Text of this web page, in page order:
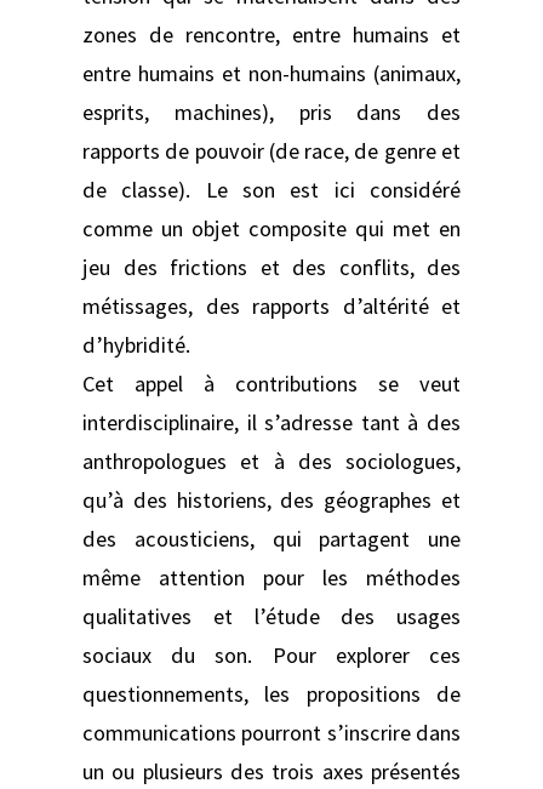
zones de rencontre, entre humains et
entre humains et non-humains (animaux,
esprits, machines), pris dans des
rapports de pouvoir (de race, de genre et
de classe). Le son est ici considéré
comme un objet composite qui met en
jeu des frictions et des conflits, des
métissages, des rapports d’altérité et
d’hybridité.
Cet appel à contributions se veut
interdisciplinaire, il s’adresse tant à des
anthropologues et à des sociologues,
qu’à des historiens, des géographes et
des acousticiens, qui partagent une
même attention pour les méthodes
qualitatives et l’étude des usages
sociaux du son. Pour explorer ces
questionnements, les propositions de
communications pourront s’inscrire dans
un ou plusieurs des trois axes présentés